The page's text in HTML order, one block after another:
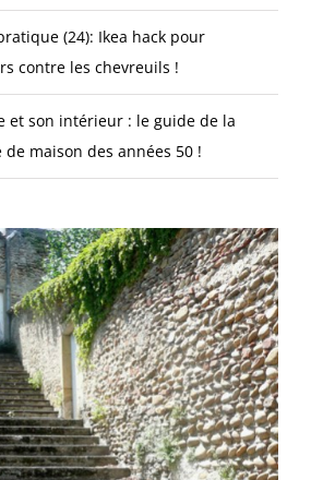
(24): Ikea hack pour
contre les chevreuils !
et son intérieur : le guide de la
maison des années 50 !